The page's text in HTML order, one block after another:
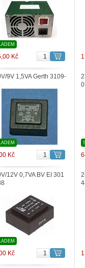
Kč
9V 1,5VA Gerth 3109-
Kč
12V 0,7VA BV EI 301
Kč